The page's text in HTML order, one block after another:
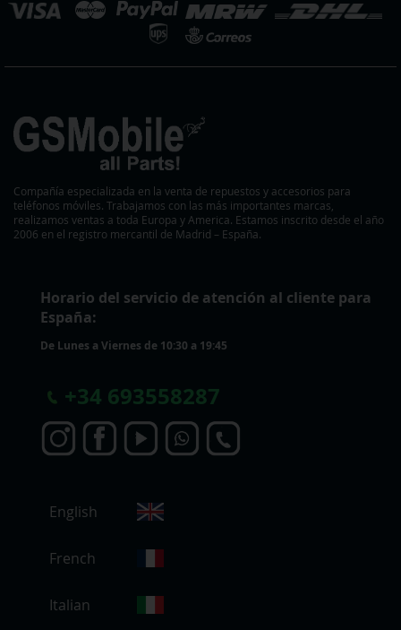
Compañía especializada en la venta de repuestos y accesorios para
teléfonos móviles. Trabajamos con las más importantes marcas,
realizamos ventas a toda Europa y America. Estamos inscrito desde el año
2006 en el registro mercantil de Madrid – España.
Horario del servicio de atención al cliente para
España:
De Lunes a Viernes de 10:30 a 19:45
+34 693558287
English
French
Italian